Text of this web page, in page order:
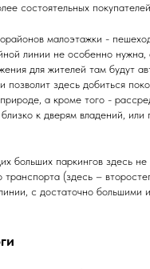
состоятельных
малоэтажки -
линии не особенно
для жителей там будут
позволит здесь добиться
а кроме того -
к дверям владений, или
больших паркингов здесь не
транспорта (здесь –
с достаточно большими